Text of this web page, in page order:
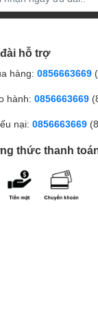
hỗ trợ
hàng: 0856663669
hành: 0856663669
nại: 0856663669
thức thanh